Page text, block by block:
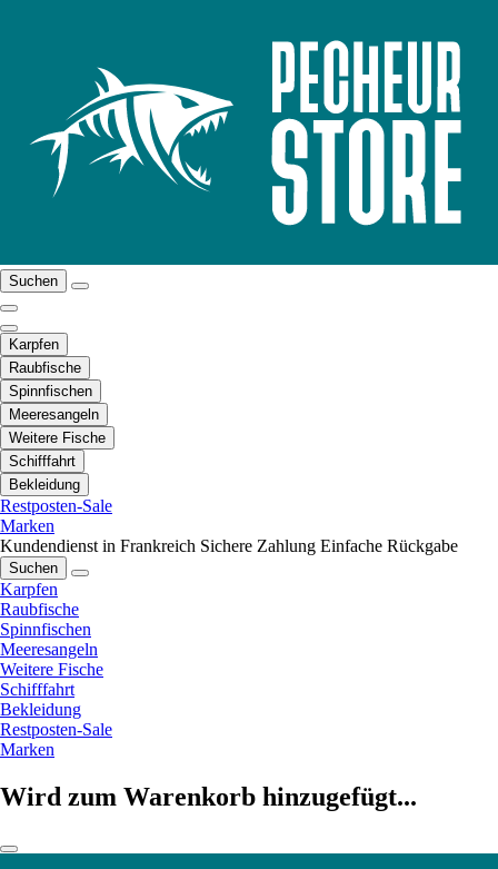
Suchen
Karpfen
Raubfische
Spinnfischen
Meeresangeln
Weitere Fische
Schifffahrt
Bekleidung
Restposten-Sale
Marken
Kundendienst in Frankreich Sichere Zahlung Einfache Rückgabe
Suchen
Karpfen
Raubfische
Spinnfischen
Meeresangeln
Weitere Fische
Schifffahrt
Bekleidung
Restposten-Sale
Marken
Wird zum Warenkorb hinzugefügt...